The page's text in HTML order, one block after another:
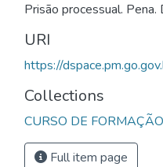
Prisão processual. Pena.
URI
https://
Collections
CURSO DE
Full item page